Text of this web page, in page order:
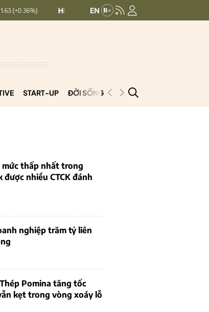
HNXINDEX: 293.44 + 0.25 (+0.09%)
START-UP ĐỜI SỐNG PODCAST
mức thấp nhất trong
được nhiều CTCK đánh
nghiệp trăm tỷ liên
Pomina tăng tốc
kẹt trong vòng xoáy lỗ